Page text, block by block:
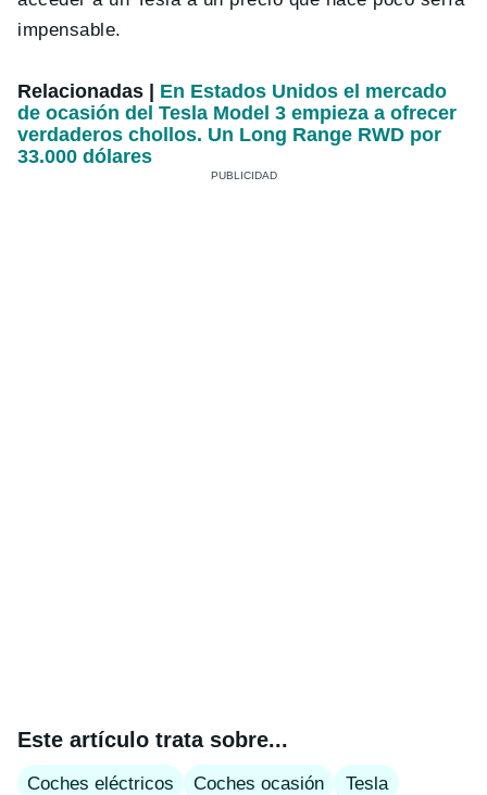
impensable.
Relacionadas | En Estados Unidos el mercado
de ocasión del Tesla Model 3 empieza a ofrecer
verdaderos chollos. Un Long Range RWD por
33.000 dólares
Este artículo trata sobre...
Coches eléctricos Coches ocasión
Tesla